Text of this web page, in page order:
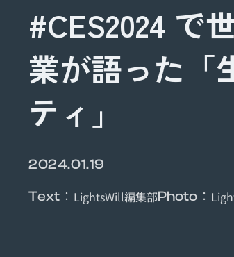
#CES2024 で
業が語った「
ティ」
2024.01.19
Text ： LightsWill編集部Photo ：